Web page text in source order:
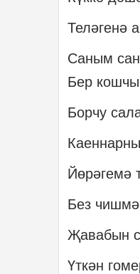
Теләгенә
Саным
Бер
Борчу
Йөрәгемә
Без
Җавабын
Үткән